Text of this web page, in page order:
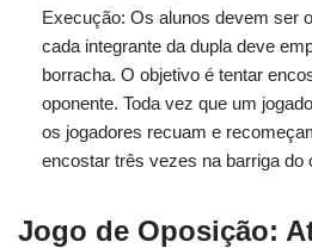
Execução: Os alunos devem ser
cada integrante da dupla deve
borracha. O objetivo é tentar
oponente. Toda vez que um
os jogadores recuam e
encostar três vezes na barriga do
Jogo de Oposição: